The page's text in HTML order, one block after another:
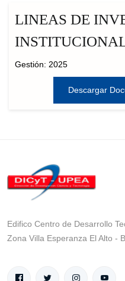
LINEAS DE
Gestión: 2025
Descargar
Edifico Centro de Desarrollo
Zona Villa Esperanza El Alto -